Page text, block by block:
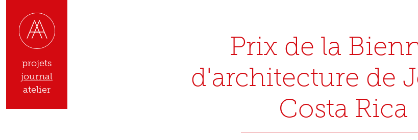
projets
journal
atelier
Prix de la
d'architecture de
Costa Rica